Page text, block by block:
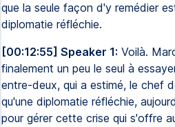
que la seule façon d'y remédier
diplomatie réfléchie.
[00:12:55] Speaker 1: Voilà.
finalement un peu le seul à
entre-deux, qui a estimé, le chef
qu'une diplomatie réfléchie,
pour gérer cette crise qui s'offre